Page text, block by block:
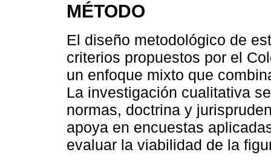
MÉTODO
El diseño metodológico de
criterios propuestos por el
un enfoque mixto que
La investigación cualitativa
normas, doctrina y
apoya en encuestas
evaluar la viabilidad de la